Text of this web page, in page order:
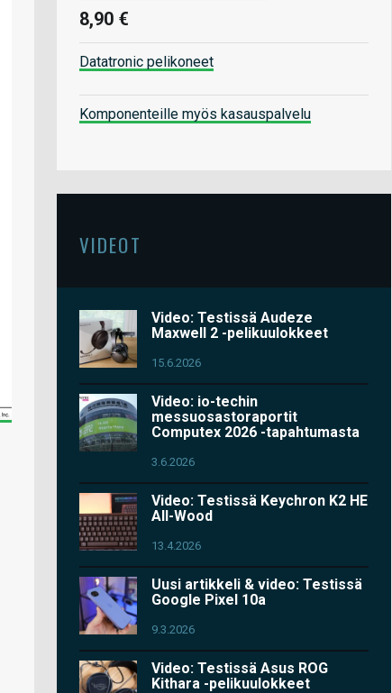
8,90 €
Datatronic pelikoneet
Komponenteille myös kasauspalvelu
VIDEOT
Video: Testissä Audeze
Maxwell 2 -pelikuulokkeet
15.6.2026
Video: io-techin
messuosastoraportit
Computex 2026 -tapahtumasta
3.6.2026
Video: Testissä Keychron K2 HE
All-Wood
13.4.2026
Uusi artikkeli & video: Testissä
Google Pixel 10a
9.3.2026
Video: Testissä Asus ROG
Kithara -pelikuulokkeet